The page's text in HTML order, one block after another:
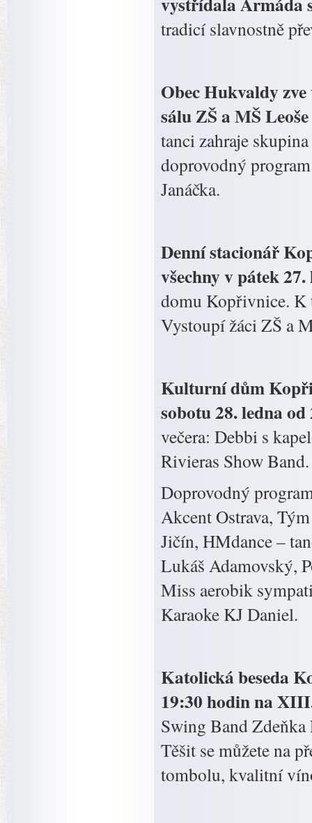
tradicí slavnostně
Obec Hukvaldy
sálu ZŠ a MŠ
tanci zahraje
doprovodný
Janáčka.
Denní stacionář
všechny v pátek
domu Kopřivnice. K
Vystoupí žáci ZŠ a
Kulturní dům
sobotu 28. ledna
večera: Debbi s
Rivieras Show Band.
Doprovodný
Akcent Ostrava,
Jičín, HMdance –
Lukáš Adamovský,
Miss aerobik
Karaoke KJ Daniel.
Katolická beseda
19:30 hodin na
Swing Band Zdeňka
Těšit se můžete na
tombolu, kvalitní